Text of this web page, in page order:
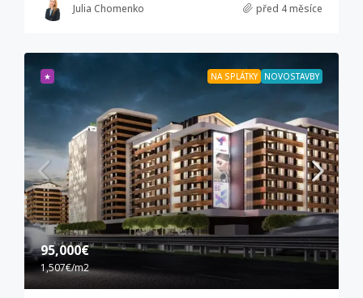
Julia Chomenko před 4 měsíce
★ NA SPLÁTKY NOVOSTAVBY
95,000€
1,507€/m2